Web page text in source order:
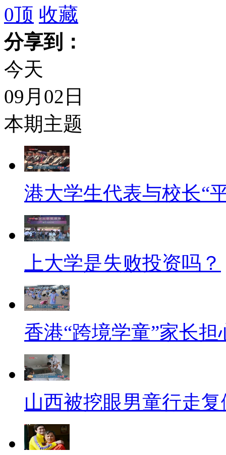
0顶 收藏
分享到：
今天
09月02日
本期主题
港大学生代表与校长“
上大学是失败投资吗？
香港“跨境学童”家长
山西被挖眼男童行走